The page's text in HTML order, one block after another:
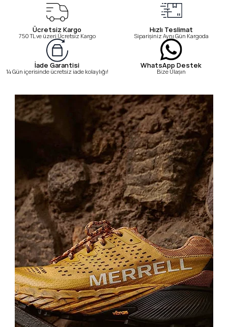
Ücretsiz Kargo
750 TL ve üzeri Ücretsiz Kargo
Hızlı Teslimat
Siparişiniz Aynı Gün Kargoda
İade Garantisi
14 Gün içerisinde ücretsiz iade kolaylığı!
WhatsApp Destek
Bize Ulaşın